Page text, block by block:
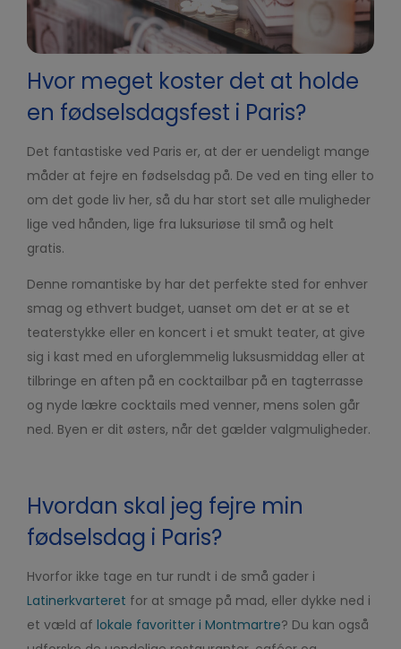
Hvor meget koster det at holde
en fødselsdagsfest i Paris?
Det fantastiske ved Paris er, at der er uendeligt mange
måder at fejre en fødselsdag på. De ved en ting eller to
om det gode liv her, så du har stort set alle muligheder
lige ved hånden, lige fra luksuriøse til små og helt
gratis.
Denne romantiske by har det perfekte sted for enhver
smag og ethvert budget, uanset om det er at se et
teaterstykke eller en koncert i et smukt teater, at give
sig i kast med en uforglemmelig luksusmiddag eller at
tilbringe en aften på en cocktailbar på en tagterrasse
og nyde lækre cocktails med venner, mens solen går
ned. Byen er dit østers, når det gælder valgmuligheder.
Hvordan skal jeg fejre min
fødselsdag i Paris?
Hvorfor ikke tage en tur rundt i de små gader i
Latinerkvarteret for at smage på mad, eller dykke ned i
et væld af lokale favoritter i Montmartre? Du kan også